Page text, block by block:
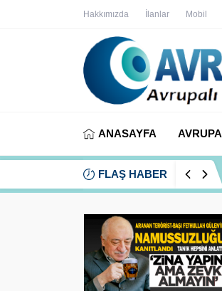
Hakkımızda İlanlar Mobil
ANASAYFA AVRUPA
FLAŞ HABER